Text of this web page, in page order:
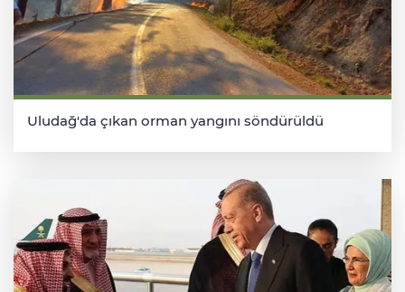
Uludağ'da çıkan orman yangını söndürüldü